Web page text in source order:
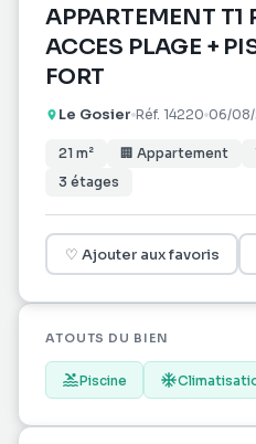
APPARTEMENT T1
ACCES PLAGE +
FORT
Le Gosier Réf. 14220 06/
21 m² 🏢 Appartement
3 étages
♡ Ajouter aux favoris
ATOUTS DU BIEN
Piscine